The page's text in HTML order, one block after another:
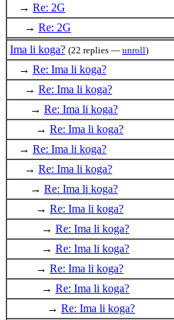
→ Re: 2G
→ Re: 2G
Ima li koga? (22 replies — unroll)
→ Re: Ima li koga?
→ Re: Ima li koga?
→ Re: Ima li koga?
→ Re: Ima li koga?
→ Re: Ima li koga?
→ Re: Ima li koga?
→ Re: Ima li koga?
→ Re: Ima li koga?
→ Re: Ima li koga?
→ Re: Ima li koga?
→ Re: Ima li koga?
→ Re: Ima li koga?
→ Re: Ima li koga?